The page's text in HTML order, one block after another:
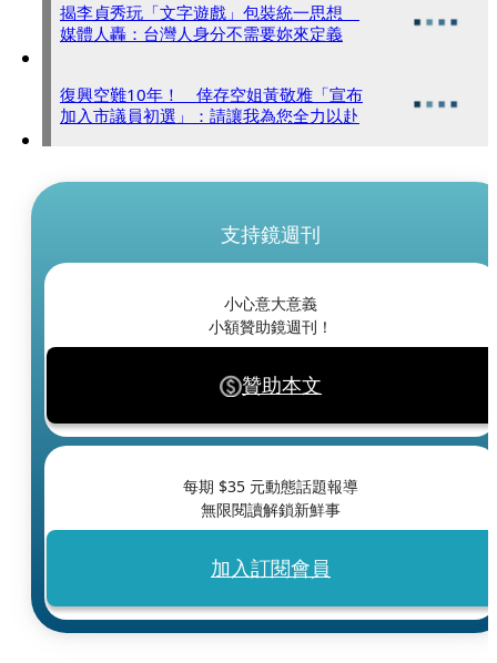
揭李貞秀玩「文字遊戲」包裝統一思想
媒體人轟：台灣人身分不需要妳來定義
復興空難10年！ 倖存空姐黃敬雅「宣布
加入市議員初選」：請讓我為您全力以赴
支持鏡週刊
小心意大意義
小額贊助鏡週刊！
贊助本文
每期 $35 元動態話題報導
無限閱讀解鎖新鮮事
加入訂閱會員